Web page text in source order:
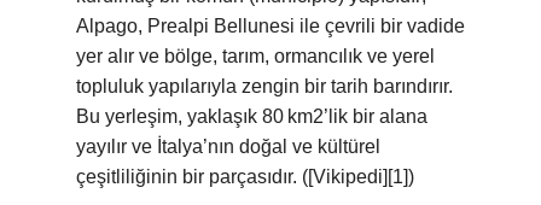
Alpago, Prealpi Bellunesi ile çevrili bir vadide
yer alır ve bölge, tarım, ormancılık ve yerel
topluluk yapılarıyla zengin bir tarih barındırır.
Bu yerleşim, yaklaşık 80 km2’lik bir alana
yayılır ve İtalya’nın doğal ve kültürel
çeşitliliğinin bir parçasıdır. ([Vikipedi][1])